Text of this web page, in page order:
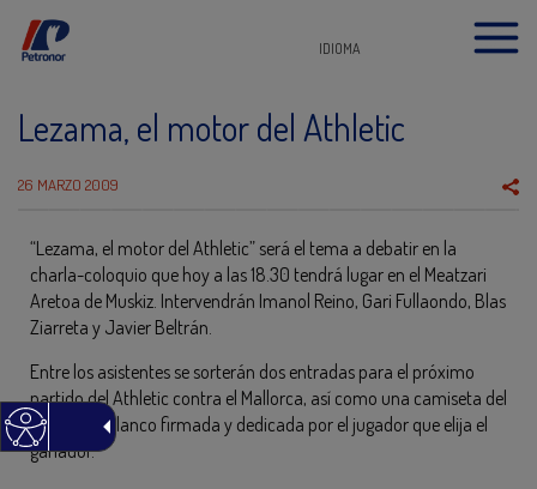
IDIOMA
Lezama, el motor del Athletic
26 MARZO 2009
“Lezama, el motor del Athletic” será el tema a debatir en la
charla-coloquio que hoy a las 18.30 tendrá lugar en el Meatzari
Aretoa de Muskiz. Intervendrán Imanol Reino, Gari Fullaondo, Blas
Ziarreta y Javier Beltrán.
Entre los asistentes se sorterán dos entradas para el próximo
partido del Athletic contra el Mallorca, así como una camiseta del
equipo rojiblanco firmada y dedicada por el jugador que elija el
ganador.